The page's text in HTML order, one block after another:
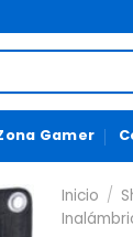
Gamer
Inicio /